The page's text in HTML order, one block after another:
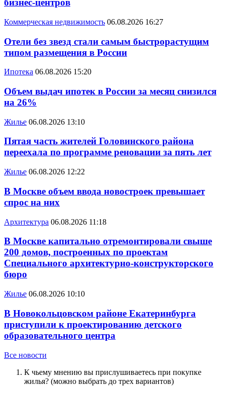
бизнес-центров
Коммерческая недвижимость 06.08.2026 16:27
Отели без звезд стали самым быстрорастущим
типом размещения в России
Ипотека 06.08.2026 15:20
Объем выдач ипотек в России за месяц снизился
на 26%
Жилье 06.08.2026 13:10
Пятая часть жителей Головинского района
переехала по программе реновации за пять лет
Жилье 06.08.2026 12:22
В Москве объем ввода новостроек превышает
спрос на них
Архитектура 06.08.2026 11:18
В Москве капитально отремонтировали свыше
200 домов, построенных по проектам
Специального архитектурно-конструкторского
бюро
Жилье 06.08.2026 10:10
В Новокольцовском районе Екатеринбурга
приступили к проектированию детского
образовательного центра
Все новости
К чьему мнению вы прислушиваетесь при покупке
жилья? (можно выбрать до трех вариантов)